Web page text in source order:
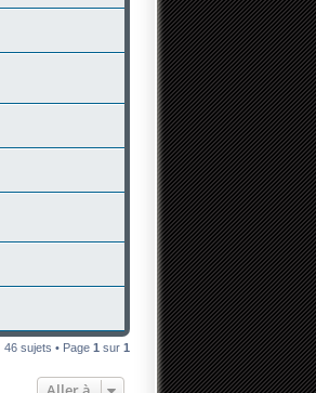
46 sujets • Page 1 sur 1